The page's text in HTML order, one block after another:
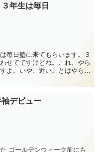
年生は毎日
毎日塾に来てもらいます。３
せてですけどね。これ、やら
よ。いや、近いことはやらせ
デビュー
ゴールデンウィーク前にも